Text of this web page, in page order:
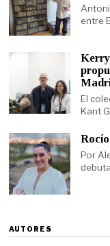
entre
El
Kant
Por
debuta
AUTORES